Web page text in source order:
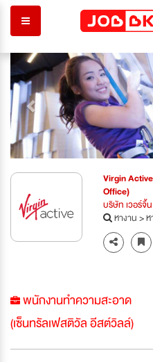
Previous
Virgin
Office)
บริษัท เวอร์จิ้
หางาน>
พนักงานทำความสะอาด
(เซ็นทรัลเฟสติวัล อีสต์วิลล์)